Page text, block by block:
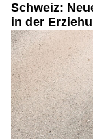
Schweiz:
in der